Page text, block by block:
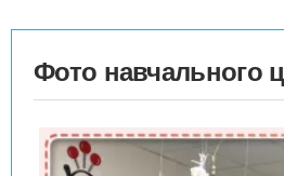
Фото навчального